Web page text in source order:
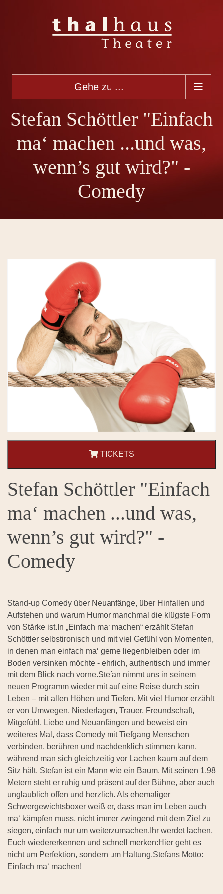
Gehe zu ...
Stefan Schöttler "Einfach
ma‘ machen ...und was,
wenn’s gut wird?" -
Comedy
TICKETS
Stefan Schöttler "Einfach
ma‘ machen ...und was,
wenn’s gut wird?" -
Comedy
Stand-up Comedy über Neuanfänge, über Hinfallen und
Aufstehen und warum Humor manchmal die klügste Form
von Stärke ist.In „Einfach ma‘ machen“ erzählt Stefan
Schöttler selbstironisch und mit viel Gefühl von Momenten,
in denen man einfach ma‘ gerne liegenbleiben oder im
Boden versinken möchte - ehrlich, authentisch und immer
mit dem Blick nach vorne.Stefan nimmt uns in seinem
neuen Programm wieder mit auf eine Reise durch sein
Leben – mit allen Höhen und Tiefen. Mit viel Humor erzählt
er von Umwegen, Niederlagen, Trauer, Freundschaft,
Mitgefühl, Liebe und Neuanfängen und beweist ein
weiteres Mal, dass Comedy mit Tiefgang Menschen
verbinden, berühren und nachdenklich stimmen kann,
während man sich gleichzeitig vor Lachen kaum auf dem
Sitz hält. Stefan ist ein Mann wie ein Baum. Mit seinen 1,98
Metern steht er ruhig und präsent auf der Bühne, aber auch
unglaublich offen und herzlich. Als ehemaliger
Schwergewichtsboxer weiß er, dass man im Leben auch
ma‘ kämpfen muss, nicht immer zwingend mit dem Ziel zu
siegen, einfach nur um weiterzumachen.Ihr werdet lachen,
Euch wiedererkennen und schnell merken:Hier geht es
nicht um Perfektion, sondern um Haltung.Stefans Motto:
Einfach ma‘ machen!